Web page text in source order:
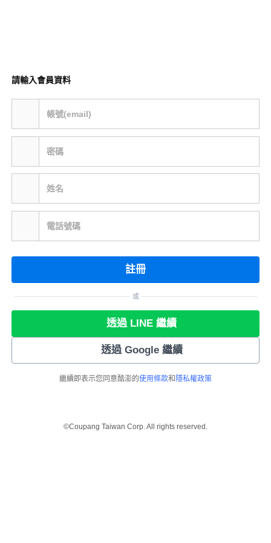
請輸入會員資料
帳號(email)
密碼
姓名
電話號碼
註冊
或
透過 LINE 繼續
透過 Google 繼續
繼續即表示您同意酷澎的使用條款和 隱私權政策
©Coupang Taiwan Corp. All rights reserved.